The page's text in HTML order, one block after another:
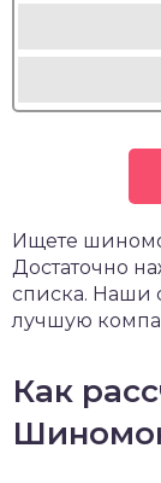
Ищете
Достаточно
списка. Наши
лучшую
Как